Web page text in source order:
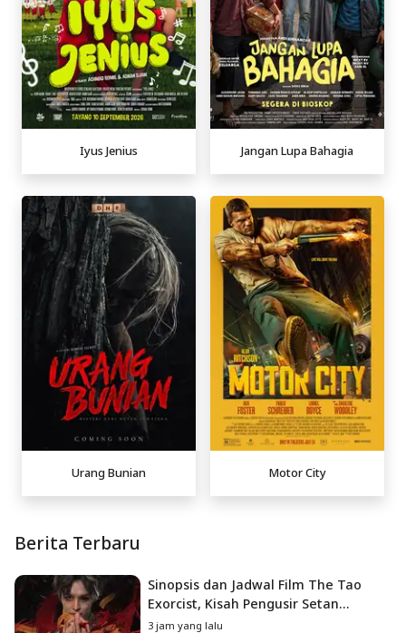
Iyus Jenius Jangan Lupa Bahagia
Urang Bunian Motor City
Berita Terbaru
Sinopsis dan Jadwal Film The Tao
Exorcist, Kisah Pengusir Setan
Melawan Kutukan Mematikan
3 jam yang lalu